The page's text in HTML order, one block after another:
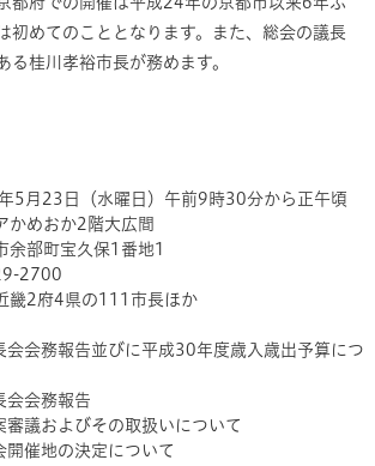
初めてのこととなります。また、総会の議長
る桂川孝裕市長が務めます。
5月23日（水曜日）午前9時30分から正午頃
めおか2階大広間
余部町宝久保1番地1
2700
畿2府4県の111市長ほか
会会務報告並びに平成30年度歳入歳出予算につ
会会務報告
審議およびその取扱いについて
開催地の決定について